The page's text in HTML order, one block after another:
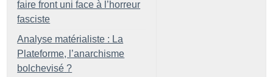
faire front uni face à l’horreur
fasciste
Analyse matérialiste : La
Plateforme, l’anarchisme
bolchevisé ?